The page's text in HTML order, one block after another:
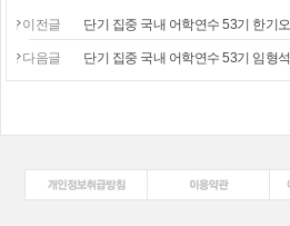
이전글 단기 집중 국내 어학연수 53기 한기
다음글 단기 집중 국내 어학연수 53기 임형